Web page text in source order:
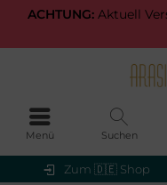
ACHTUNG: Aktuell
Zum 🇩🇪 Shop
Menü Suchen